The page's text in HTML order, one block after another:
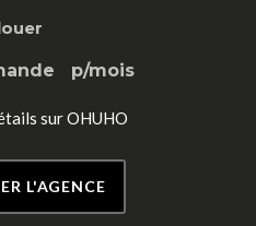
p/mois
sur OHUHO
L'AGENCE